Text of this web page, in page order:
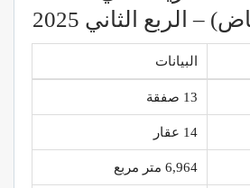
– الربع الثاني 2025
البيانات
13 صفقة
14 عقار
6,964 متر مربع